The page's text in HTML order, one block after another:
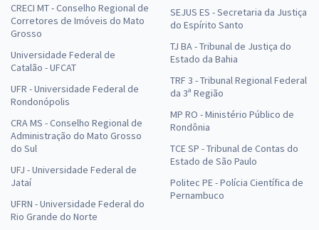
CRECI MT - Conselho Regional de
Corretores de Imóveis do Mato
Grosso
Universidade Federal de
Catalão - UFCAT
UFR - Universidade Federal de
Rondonópolis
CRA MS - Conselho Regional de
Administração do Mato Grosso
do Sul
UFJ - Universidade Federal de
Jataí
UFRN - Universidade Federal do
Rio Grande do Norte
SEJUS ES - Secretaria da Justiça
do Espírito Santo
TJ BA - Tribunal de Justiça do
Estado da Bahia
TRF 3 - Tribunal Regional Federal
da 3ª Região
MP RO - Ministério Público de
Rondônia
TCE SP - Tribunal de Contas do
Estado de São Paulo
Politec PE - Polícia Científica de
Pernambuco